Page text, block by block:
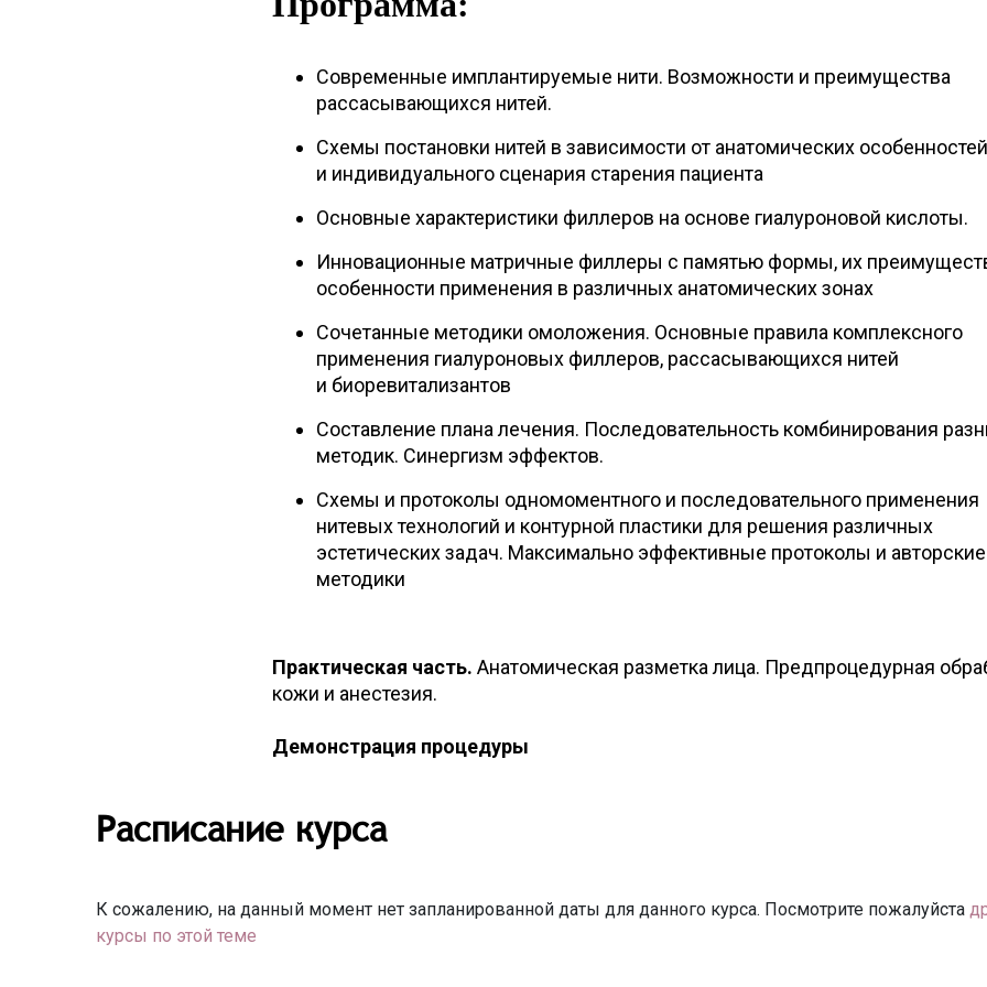
Современные имплантируемые нити. Возможности и преимущества
рассасывающихся нитей.
Схемы постановки нитей в зависимости от анатомических
и индивидуального сценария старения пациента
Основные характеристики филлеров на основе гиалуроновой кислоты.
Инновационные матричные филлеры с памятью формы, их
особенности применения в различных анатомических зонах
Сочетанные методики омоложения. Основные правила комплексного
применения гиалуроновых филлеров, рассасывающихся нитей
и биоревитализантов
Составление плана лечения. Последовательность комбинирования
методик. Синергизм эффектов.
Схемы и протоколы одномоментного и последовательного применения
нитевых технологий и контурной пластики для решения различных
эстетических задач. Максимально эффективные протоколы и авторские
методики
Практическая часть. Анатомическая разметка лица. Предпроцедурная
кожи и анестезия.
Демонстрация процедуры
Расписание курса
К сожалению, на данный момент нет запланированной даты для данного курса. Посмотрите пожалуйста
курсы по этой теме